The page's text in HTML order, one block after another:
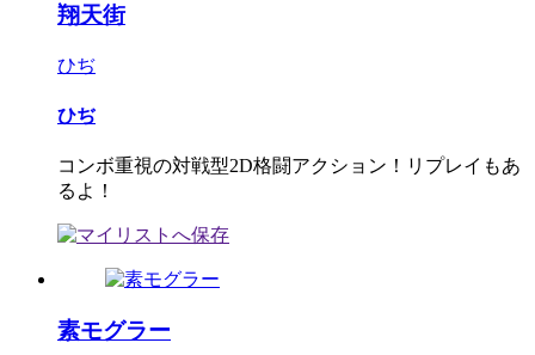
翔天街
ひぢ
ひぢ
コンボ重視の対戦型2D格闘アクション！リプレイもあ
るよ！
素モグラー